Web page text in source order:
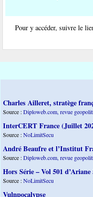
Pour y accéder, suivre le
Charles Ailleret, stratège
Source :Diploweb.com, revue
InterCERT France (Juillet
Source :NoLimitSecu
André Beaufre et l’Institut
Source :Diploweb.com, revue
Hors Série – Vol 501 d’Ariane
Source :NoLimitSecu
Vulnpocalypse